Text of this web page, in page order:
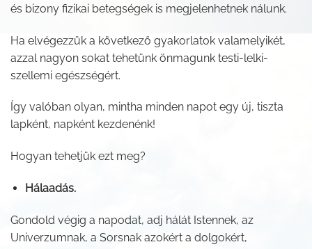
és bizony fizikai betegségek is megjelenhetnek nálunk.
Ha elvégezzük a következő gyakorlatok valamelyikét,
azzal nagyon sokat tehetünk önmagunk testi-lelki-
szellemi egészségért.
Így valóban olyan, mintha minden napot egy új, tiszta
lapként, napként kezdenénk!
Hogyan tehetjük ezt meg?
Hálaadás.
Gondold végig a napodat, adj hálát Istennek, az
Univerzumnak, a Sorsnak azokért a dolgokért,